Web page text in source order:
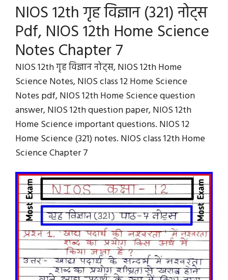
NIOS 12th गृह विज्ञान (321) नोट्स
Pdf, NIOS 12th Home Science
Notes Chapter 7
NIOS 12th गृह विज्ञान नोट्स, NIOS 12th Home
Science Notes, NIOS class 12 Home Science
Notes pdf, NIOS 12th Home Science question
answer, NIOS 12th question paper, NIOS 12th
Home Science important questions. NIOS 12
Home Science (321) notes. NIOS class 12th Home
Science Chapter 7